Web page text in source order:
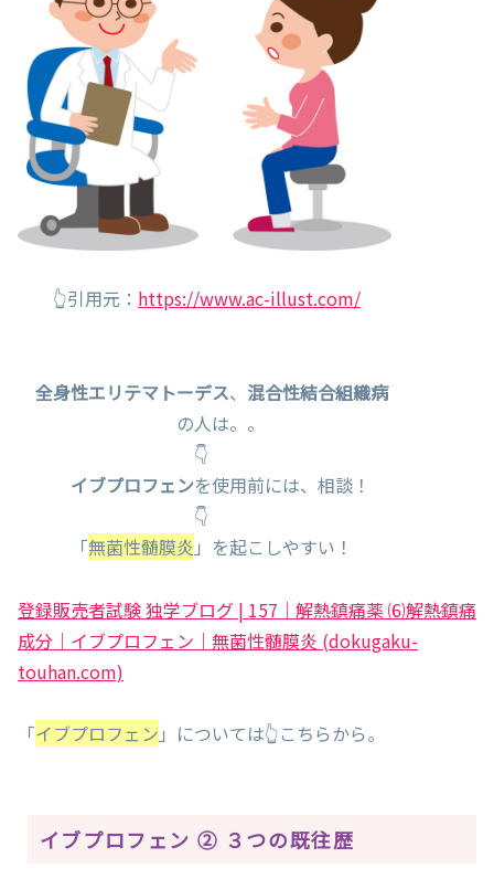
👆引用元： https://www.ac-illust.com/
全身性エリテマトーデス、 混合性結合組織病
の人は。。
👇
イブプロフェンを使用前には、相談！
👇
「無菌性髄膜炎 」を起こしやすい！
登録販売者試験 独学ブログ | 157｜解熱鎮痛薬 ⑹解熱鎮痛
成分｜イブプロフェン｜無菌性髄膜炎 (dokugaku-
touhan.com)
「イブプロフェン 」については👆こちらから。
イブプロフェン ② ３つの既往歴